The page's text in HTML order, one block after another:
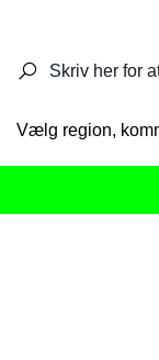
Vælg region,